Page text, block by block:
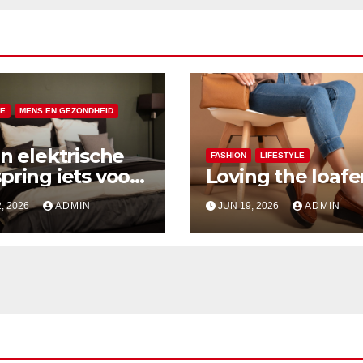
MENS EN GEZONDHEID
elektrische
iets voor
2026 ADMIN
FASHION LIFESTYLE
Loving the
JUN 19, 2026 ADMIN